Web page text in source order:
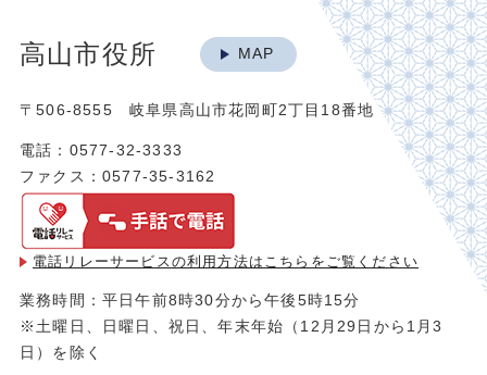
高山市役所 MAP
〒506-8555 岐阜県高山市花岡町2丁目18番地
電話：0577-32-3333
ファクス：0577-35-3162
電話リレーサービスの利用方法は こちらをご覧ください
業務時間：平日午前8時30分から午後5時15分
※土曜日、日曜日、祝日、年末年始（12月29日から1月3
日）を除く